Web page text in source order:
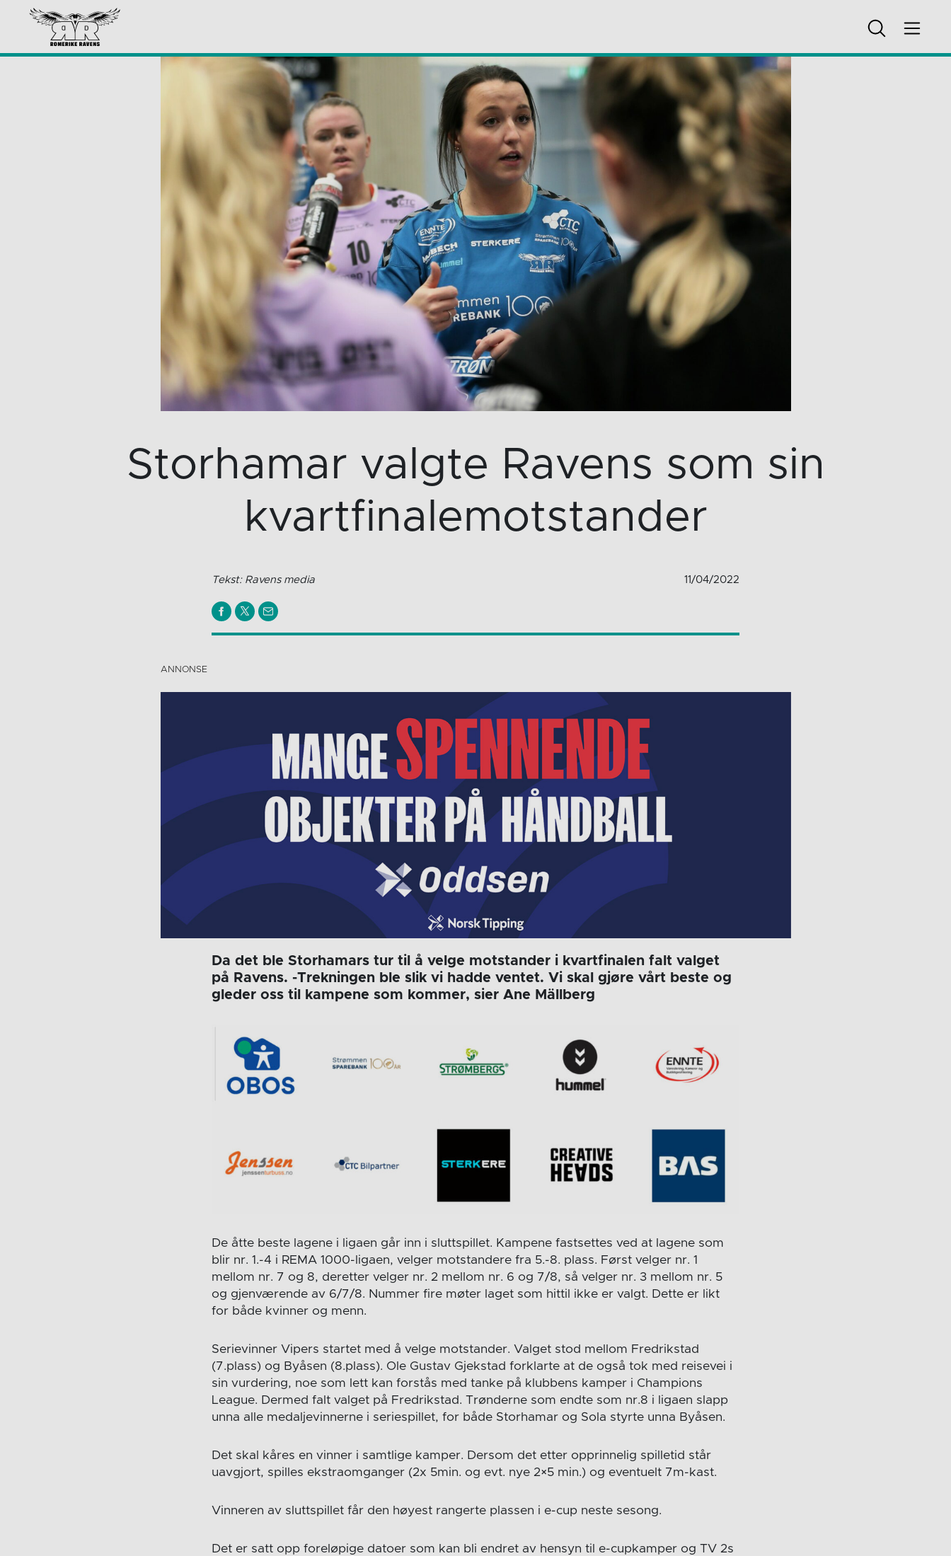
Storhamar valgte Ravens som sin
kvartfinalemotstander
Tekst: Ravens media 11/04/2022
Da det ble Storhamars tur til å velge motstander i kvartfinalen falt valget
på Ravens. -Trekningen ble slik vi hadde ventet. Vi skal gjøre vårt beste og
gleder oss til kampene som kommer, sier Ane Mällberg
De åtte beste lagene i ligaen går inn i sluttspillet. Kampene fastsettes ved at lagene som
blir nr. 1.-4 i REMA 1000-ligaen, velger motstandere fra 5.-8. plass. Først velger nr. 1
mellom nr. 7 og 8, deretter velger nr. 2 mellom nr. 6 og 7/8, så velger nr. 3 mellom nr. 5
og gjenværende av 6/7/8. Nummer fire møter laget som hittil ikke er valgt. Dette er likt
for både kvinner og menn.
Serievinner Vipers startet med å velge motstander. Valget stod mellom Fredrikstad
(7.plass) og Byåsen (8.plass). Ole Gustav Gjekstad forklarte at de også tok med reisevei i
sin vurdering, noe som lett kan forstås med tanke på klubbens kamper i Champions
League. Dermed falt valget på Fredrikstad. Trønderne som endte som nr.8 i ligaen slapp
unna alle medaljevinnerne i seriespillet, for både Storhamar og Sola styrte unna Byåsen.
Det skal kåres en vinner i samtlige kamper. Dersom det etter opprinnelig spilletid står
uavgjort, spilles ekstraomganger (2x 5min. og evt. nye 2×5 min.) og eventuelt 7m-kast.
Vinneren av sluttspillet får den høyest rangerte plassen i e-cup neste sesong.
Det er satt opp foreløpige datoer som kan bli endret av hensyn til e-cupkamper og TV 2s